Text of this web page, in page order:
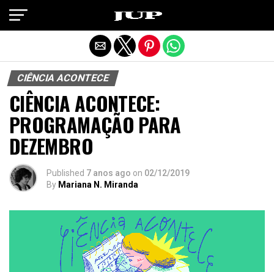
CIÊNCIA ACONTECE
CIÊNCIA ACONTECE:
PROGRAMAÇÃO PARA
DEZEMBRO
Published 7 anos ago on 02/12/2019
By Mariana N. Miranda
Exit mobile version